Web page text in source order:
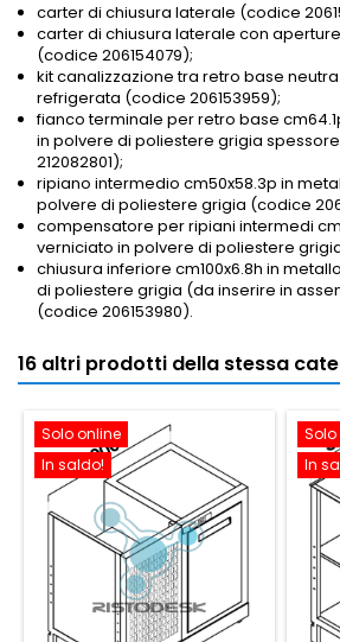
carter di chiusura laterale (codice
carter di chiusura laterale con
(codice 206154079);
kit canalizzazione tra retro base
refrigerata (codice 206153959);
fianco terminale per retro base
in polvere di poliestere grigia
212082801);
ripiano intermedio cm50x58.3p in
polvere di poliestere grigia (codice
compensatore per ripiani intermedi
verniciato in polvere di poliestere
chiusura inferiore cm100x6.8h in
di poliestere grigia (da inserire in
(codice 206153980).
16 altri prodotti della stessa
Solo online
In saldo!
In